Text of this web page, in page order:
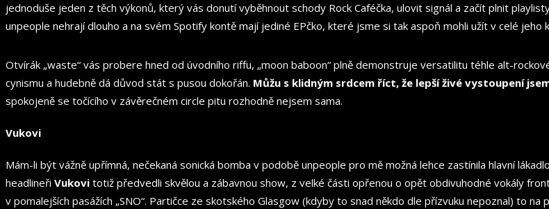
jednoduše jeden z těch výkonů, který vás donutí vyběhnout schody Rock Caféčka, ulovit signál a začít plnit
unpeople nehrají dlouho a na svém Spotify kontě mají jediné EPčko, které jsme si tak aspoň mohli užít v celé jeho
Otvírák „waste“ vás probere hned od úvodního riffu, „moon baboon“ plně demonstruje versatilitu téhle alt-
cynismu a hudebně dá důvod stát s pusou dokořán. Můžu s klidným srdcem říct, že lepší živé vystoupení
spokojeně se točícího v závěrečném circle pitu rozhodně nejsem sama.
Vukovi
Mám-li být vážně upřímná, nečekaná sonická bomba v podobě unpeople pro mě možná lehce zastínila hlavní
headlineři Vukovi totiž předvedli skvělou a zábavnou show, z velké části opřenou o opět obdivuhodné vokály
v pomalejších pasážích „SNO“. Partičce ze skotského Glasgow (kdyby to snad někdo dle přízvuku nepoznal) to